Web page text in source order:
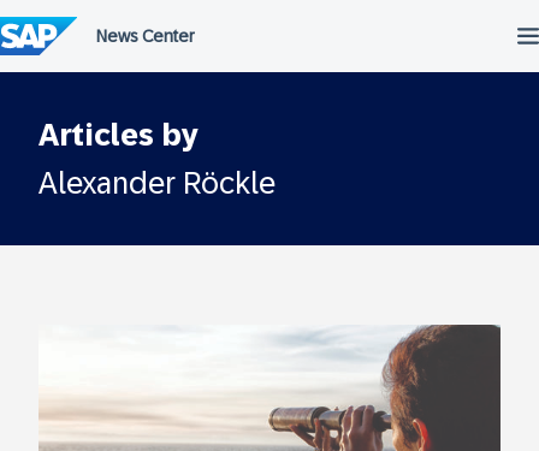
Articles by
Alexander Röckle